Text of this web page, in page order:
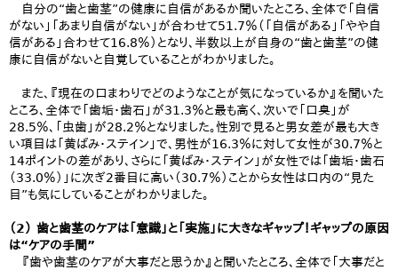
自分の“歯と歯茎”の健康に自信があるか聞いたところ、全体で「自信
がない」「あまり自信がない」が合わせて51.7％（「自信がある」「やや自
信がある」合わせて16.8％）となり、半数以上が自身の“歯と歯茎”の健
康に自信がないと自覚していることがわかりました。
また、『現在の口まわりでどのようなことが気になっているか』を聞いた
ところ、全体で「歯垢・歯石」が31.3％と最も高く、次いで「口臭」が
28.5％、「虫歯」が28.2％となりました。性別で見ると男女差が最も大き
い項目は「黄ばみ・ステイン」で、男性が16.3％に対して女性が30.7％と
14ポイントの差があり、さらに「黄ばみ・ステイン」が女性では「歯垢・歯石
（33.0％）」に次ぎ2番目に高い（30.7％）ことから女性は口内の“見た
目”も気にしていることがわかりました。
（2） 歯と歯茎のケアは「意識」と「実施」に大きなギャップ！ギャップの原因
は“ケアの手間”
『歯や歯茎のケアが大事だと思うか』と聞いたところ、全体で「大事だと